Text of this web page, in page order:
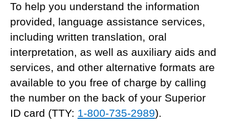
To help you understand the information
provided, language assistance services,
including written translation, oral
interpretation, as well as auxiliary aids and
services, and other alternative formats are
available to you free of charge by calling
the number on the back of your Superior
ID card (TTY: 1-800-735-2989).